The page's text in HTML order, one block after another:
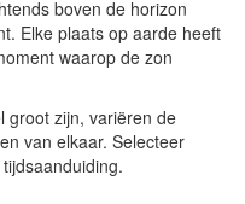
boven de horizon
Elke plaats op aarde heeft
waarop de zon
groot zijn, variëren de
van elkaar. Selecteer